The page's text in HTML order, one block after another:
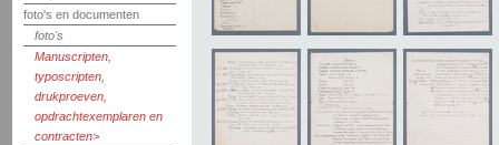
foto's en documenten
foto's
Manuscripten,
typoscripten,
drukproeven,
opdrachtexemplaren en
contracten